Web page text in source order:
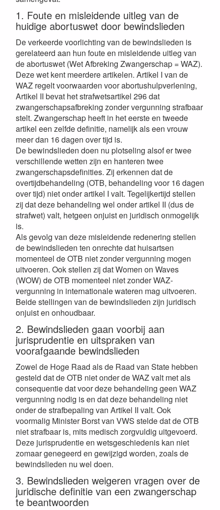
1. Foute en misleidende uitleg van de
huidige abortuswet door bewindslieden
De verkeerde voorlichting van de bewindslieden is
gerelateerd aan hun foute en misleidende uitleg van
de abortuswet (Wet Afbreking Zwangerschap = WAZ).
Deze wet kent meerdere artikelen. Artikel I van de
WAZ regelt voorwaarden voor abortushulpverlening,
Artikel II bevat het strafwetsartikel 296 dat
zwangerschapsafbreking zonder vergunning strafbaar
stelt. Zwangerschap heeft in het eerste en tweede
artikel een zelfde definitie, namelijk als een vrouw
meer dan 16 dagen over tijd is.
De bewindslieden doen nu plotseling alsof er twee
verschillende wetten zijn en hanteren twee
zwangerschapsdefinities. Zij erkennen dat de
overtijdbehandeling (OTB, behandeling voor 16 dagen
over tijd) niet onder artikel I valt. Tegelijkertijd stellen
zij dat deze behandeling wel onder artikel II (dus de
strafwet) valt, hetgeen onjuist en juridisch onmogelijk
is.
Als gevolg van deze misleidende redenering stellen
de bewindslieden ten onrechte dat huisartsen
momenteel de OTB niet zonder vergunning mogen
uitvoeren. Ook stellen zij dat Women on Waves
(WOW) de OTB momenteel niet zonder WAZ-
vergunning in internationale wateren mag uitvoeren.
Beide stellingen van de bewindslieden zijn juridisch
onjuist en onhoudbaar.
2. Bewindslieden gaan voorbij aan
jurisprudentie en uitspraken van
voorafgaande bewindslieden
Zowel de Hoge Raad als de Raad van State hebben
gesteld dat de OTB niet onder de WAZ valt met als
consequentie dat voor deze behandeling geen WAZ
vergunning nodig is en dat deze behandeling niet
onder de strafbepaling van Artikel II valt. Ook
voormalig Minister Borst van VWS stelde dat de OTB
niet strafbaar is, mits medisch zorgvuldig uitgevoerd.
Deze jurisprudentie en wetsgeschiedenis kan niet
zomaar genegeerd en gewijzigd worden, zoals de
bewindslieden nu wel doen.
3. Bewindslieden weigeren vragen over de
juridische definitie van een zwangerschap
te beantwoorden